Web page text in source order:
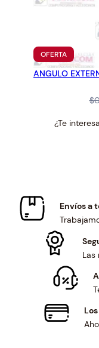
OFERTAPRODUCTO
EN
OFERTA
ANGULO
$
¿Te
Envíos a
Las